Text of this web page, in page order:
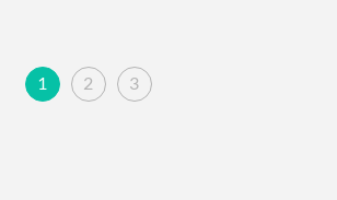
1 2 3